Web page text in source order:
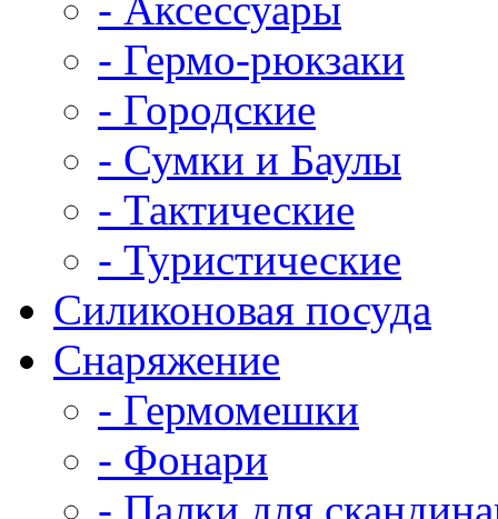
- Гермо-рюкзаки
- Городские
- Сумки и Баулы
- Тактические
- Туристические
Силиконовая посуда
Снаряжение
- Гермомешки
- Фонари
- Палки для